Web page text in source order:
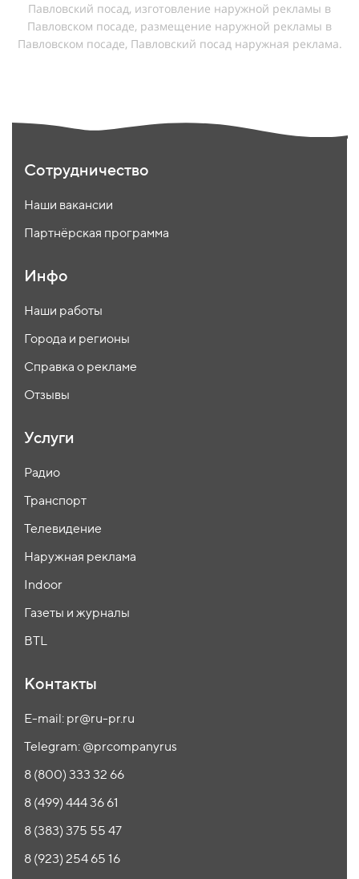
Павловский посад, изготовление наружной рекламы в
Павловском посаде, размещение наружной рекламы в
Павловском посаде, Павловский посад наружная реклама.
Сотрудничество
Наши вакансии
Партнёрская программа
Инфо
Наши работы
Города и регионы
Справка о рекламе
Отзывы
Услуги
Радио
Транспорт
Телевидение
Наружная реклама
Indoor
Газеты и журналы
BTL
Контакты
E-mail: pr@ru-pr.ru
Telegram: @prcompanyrus
8 (800) 333 32 66
8 (499) 444 36 61
8 (383) 375 55 47
8 (923) 254 65 16